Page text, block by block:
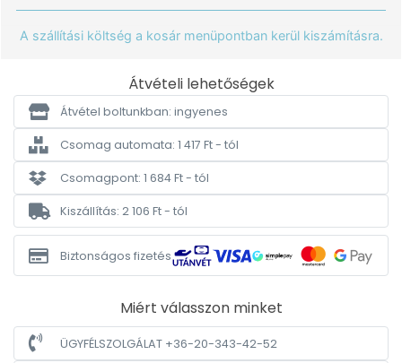
A szállítási költség a kosár menüpontban kerül kiszámításra.
Átvételi lehetőségek
Átvétel boltunkban: ingyenes
Csomag automata: 1 417 Ft - tól
Csomagpont: 1 684 Ft - tól
Kiszállítás: 2 106 Ft - tól
Biztonságos fizetés
Miért válasszon minket
ÜGYFÉLSZOLGÁLAT +36-20-343-42-52